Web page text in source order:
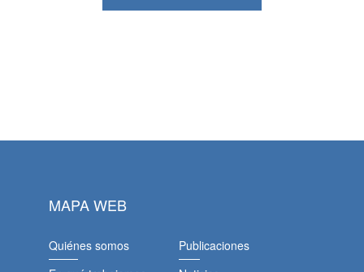
MAPA WEB
Quiénes somos
Publicaciones